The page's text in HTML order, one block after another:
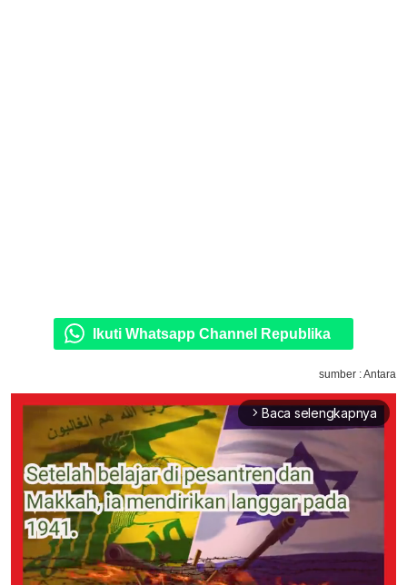
Ikuti Whatsapp Channel Republika
sumber : Antara
arrow_forward_ios Baca selengkapnya